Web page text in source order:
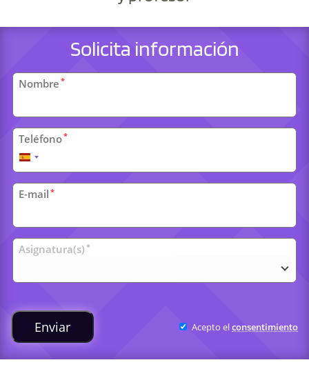
Solicita información
Datos
personales
Nombre *
Teléfono*
España
+34
E-mail *
Clases
universitarias
Asignatura(s) *
Enviar Acepto elconsentimiento